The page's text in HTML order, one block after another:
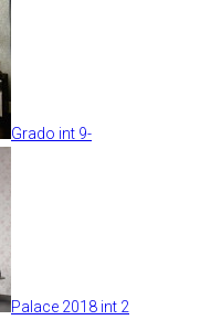
Grado int 9-
Palace 2018 int 2